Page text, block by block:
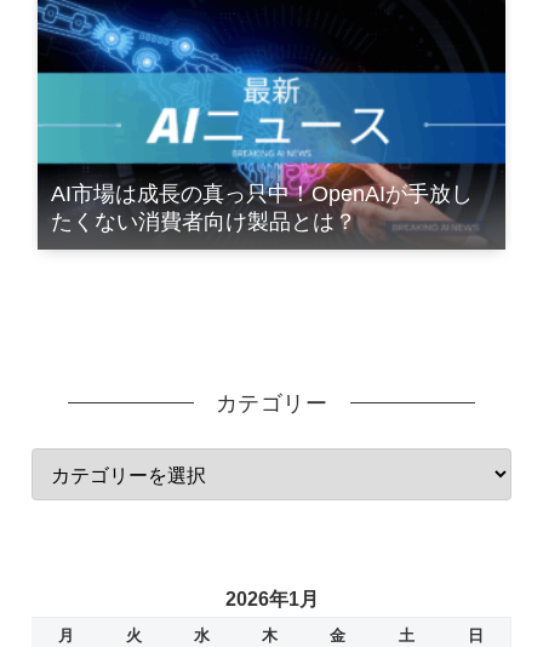
AI市場は成長の真っ只中！OpenAIが手放し
たくない消費者向け製品とは？
カテゴリー
2026年1月
月 火 水 木 金 土
日